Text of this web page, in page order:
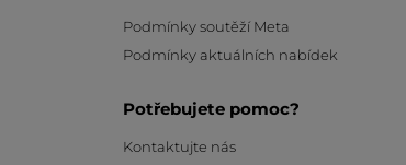
Podmínky soutěží Meta
Podmínky aktuálních nabídek
Potřebujete pomoc?
Kontaktujte nás